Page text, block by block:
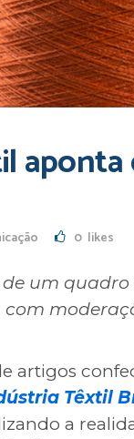
0 likes
um
artigos
Têxtil
a